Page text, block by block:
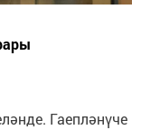
Гаепләнүче